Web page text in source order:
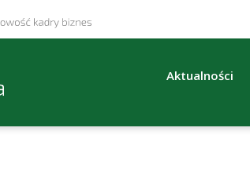
Aktualności